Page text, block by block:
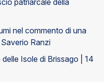
patriarcale della
nel commento di una
Ranzi
Isole di Brissago | 14